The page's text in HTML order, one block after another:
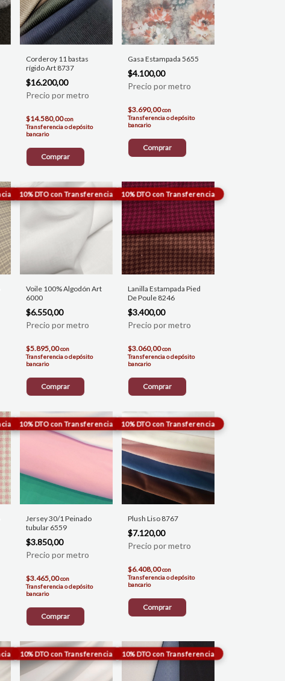
Corderoy 11 bastas
rígido Art 8737
$16.200,00
$14.580,00con
Transferencia o depósito
bancario
Comprar
Gasa Estampada 5655
$4.100,00
$3.690,00con
Transferencia o depósito
bancario
Comprar
Voile 100% Algodón Art
6000
$6.550,00
$5.895,00con
Transferencia o depósito
bancario
Comprar
Lanilla Estampada Pied
De Poule 8246
$3.400,00
$3.060,00con
Transferencia o depósito
bancario
Comprar
Jersey 30/1 Peinado
tubular 6559
$3.850,00
$3.465,00con
Transferencia o depósito
bancario
Comprar
Plush Liso 8767
$7.120,00
$6.408,00con
Transferencia o depósito
bancario
Comprar